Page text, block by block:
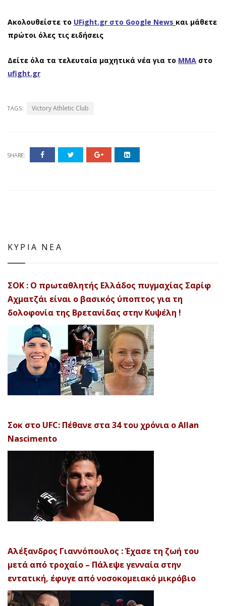
Ακολουθείστε το UFight.gr στο Google News και μάθετε
πρώτοι όλες τις ειδήσεις
Δείτε όλα τα τελευταία μαχητικά νέα για το ΜΜΑ στο
ufight.gr
TAGS: Victory Athletic Club
SHARE:
ΚΥΡΙΑ ΝΕΑ
ΣΟΚ : Ο πρωταθλητής Ελλάδος πυγμαχίας Σαρίφ
Αχματζάι είναι ο βασικός ύποπτος για τη
δολοφονία της Βρετανίδας στην Κυψέλη !
Σοκ στο UFC: Πέθανε στα 34 του χρόνια ο Allan
Nascimento
Αλέξανδρος Γιαννόπουλος : Έχασε τη ζωή του
μετά από τροχαίο – Πάλεψε γενναία στην
εντατική, έφυγε από νοσοκομειακό μικρόβιο